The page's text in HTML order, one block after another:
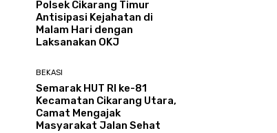
Polsek Cikarang Timur
Antisipasi Kejahatan di
Malam Hari dengan
Laksanakan OKJ
BEKASI
Semarak HUT RI ke-81
Kecamatan Cikarang Utara,
Camat Mengajak
Masyarakat Jalan Sehat